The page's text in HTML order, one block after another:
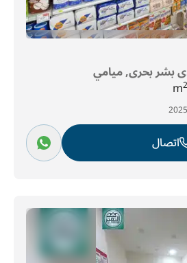
بشر بحرى, ميامي
2
اتصال